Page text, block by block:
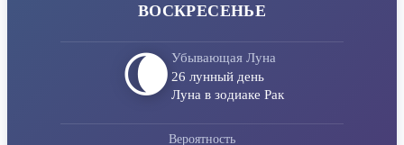
ВОСКРЕСЕНЬЕ
🌘 Убывающая Луна
26 лунный день
Луна в зодиаке Рак
Вероятность